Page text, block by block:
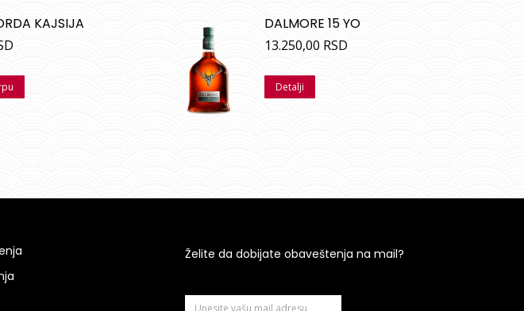
KAJSIJA DALMORE 15 YO
13.250,00 RSD
Detalji
Želite da dobijate obaveštenja na mail?